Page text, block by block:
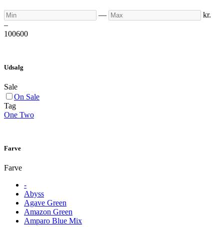
Min — Max
kr.
–
100600
Udsalg
Sale
On Sale
Tag
One Two
Farve
Farve
-
Abyss
Agave Green
Amazon Green
Amparo Blue Mix